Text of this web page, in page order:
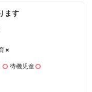
ます
待機児童